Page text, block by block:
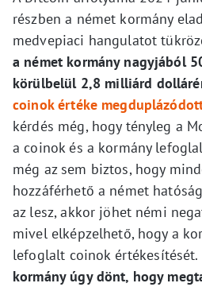
részben a német kormány
medvepiaci hangulatot
a német kormány nagyjából
körülbelül 2,8 milliárd
coinok értéke
kérdés még, hogy tényleg a
a coinok és a kormány
még az sem biztos, hogy
hozzáférhető a német
az lesz, akkor jöhet némi
mivel elképzelhető, hogy a
lefoglalt coinok értékesítését.
kormány úgy dönt, hogy